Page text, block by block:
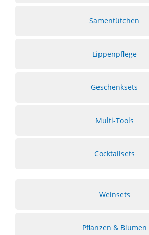
Samentütchen
Lippenpflege
Geschenksets
Multi-Tools
Cocktailsets
Weinsets
Pflanzen & Blumen